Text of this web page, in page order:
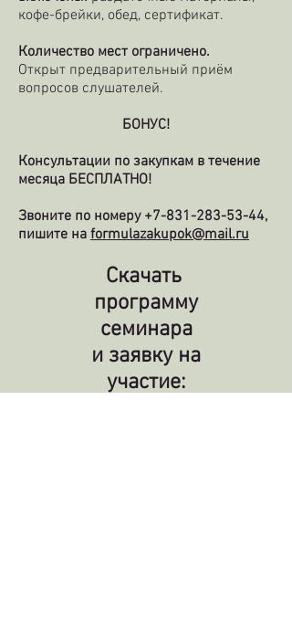
кофе-брейки, обед, сертификат.
Количество мест ограничено.
Открыт предварительный приём
вопросов слушателей.
БОНУС!
Консультации по закупкам в течение
месяца БЕСПЛАТНО!
Звоните по номеру +7-831-283-53-44,
пишите на formulazakupok@mail.ru
Скачать
программу
семинара
и заявку на
участие: